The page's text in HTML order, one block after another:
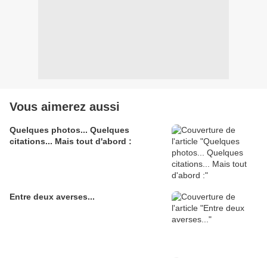
Vous aimerez aussi
Quelques photos... Quelques
citations... Mais tout d'abord :
Entre deux averses...